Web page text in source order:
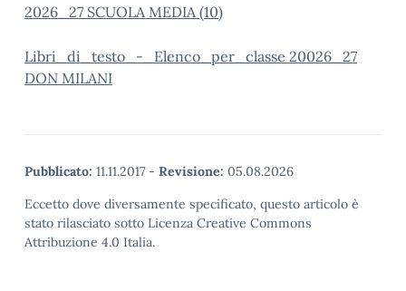
2026_27 SCUOLA MEDIA (10)
Libri_di_testo_-_Elenco_per_classe 20026_27
DON MILANI
Pubblicato: 11.11.2017 - Revisione: 05.08.2026
Eccetto dove diversamente specificato, questo articolo è
stato rilasciato sotto Licenza Creative Commons
Attribuzione 4.0 Italia.